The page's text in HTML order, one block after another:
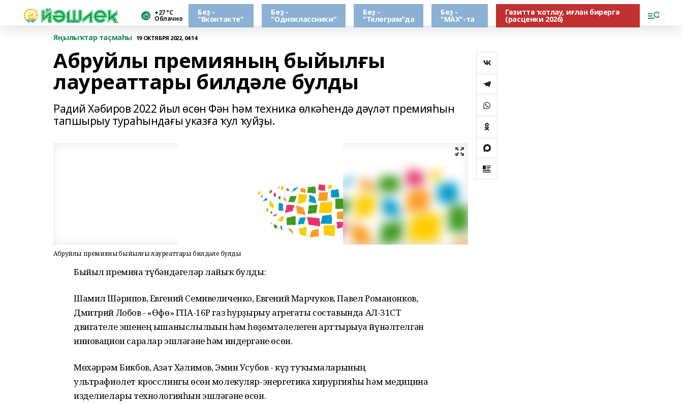
+27 °С
Облачно
Беҙ -
"Вконтакте"
Беҙ -
"Одноклассники"
Беҙ -
"Телеграм"да
Беҙ -
"МАХ"-та
Гәзиттә ҡотлау, иғлан бирергә
(расценки 2026)
Яңылыҡтар таҫмаһы
19 ОКТЯБРЯ 2022, 04:14
Абруйлы премияның быйылғы
лауреаттары билдәле булды
Радий Хәбиров 2022 йыл өсөн Фән һәм техника өлкәһендә дәүләт премияһын
тапшырыу тураһындағы указға ҡул ҡуйҙы.
Абруйлы премияның быйылғы лауреаттары билдәле булды
Быйыл премияға түбәндәгеләр лайыҡ булды:
Шамил Шәрипов, Евгений Семивеличенко, Евгений Марчуков, Павел Романонков,
Дмитрий Лобов - «Өфө» ГПА-16Р газ һурҙырыу агрегаты составында АЛ-31СТ
двигателе эшенең ышаныслылығын һәм һөҙөмтәлелеген арттырыуға йүнәлтелгән
инновацион саралар эшләгәне һәм индергәне өсөн.
Мөхәррәм Бикбов, Азат Хәлимов, Эмин Усубов - күҙ туҡымаларының
ультрафиолет кросслингы өсөн молекуляр-энергетика хирургияһы һәм медицина
изделиелары технологияһын эшләгәне өсөн.